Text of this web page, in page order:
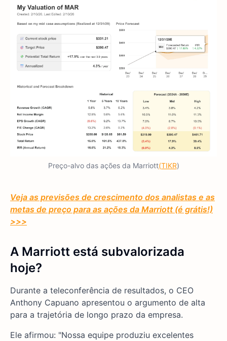
Preço-alvo das ações da Marriott(TIKR)
Veja as previsões de crescimento dos analistas e as
metas de preço para as ações da Marriott (é grátis!)
>>>
A Marriott está subvalorizada
hoje?
Durante a teleconferência de resultados, o CEO
Anthony Capuano apresentou o argumento de alta
para a trajetória de longo prazo da empresa.
Ele afirmou: "Nossa equipe produziu excelentes